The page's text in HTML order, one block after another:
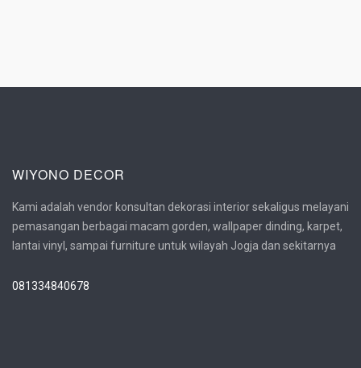
WIYONO DECOR
Kami adalah vendor konsultan dekorasi interior sekaligus melayani
pemasangan berbagai macam gorden, wallpaper dinding, karpet,
lantai vinyl, sampai furniture untuk wilayah Jogja dan sekitarnya
081334840678